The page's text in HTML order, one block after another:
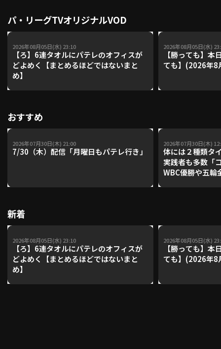
動画を検索（選手・チーム・プレー内容…）
パ・リーグTVオリジナルVOD
2026年08月05日(水) 23:10
【ろ】6連タオルにパテレのオフィスが
どよめく【まとめるほどではないまと
め】
2026年08月05日(水)
【勝っても】本
ても】(2026年8
おすすめ
2026年07月30日(木) 21:00
7/30（木）配信「月曜日もパテレ行き」
2026年07月30日(木)
体には２種類タ
実践者も多数「
WBC優勝や五輪
新着
2026年08月05日(水) 23:10
【ろ】6連タオルにパテレのオフィスが
どよめく【まとめるほどではないまと
め】
2026年08月05日(水)
【勝っても】本
ても】(2026年8